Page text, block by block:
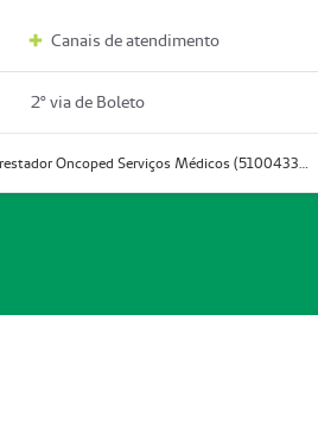
Canais de atendimento
2º via de Boleto
Prestador Oncoped Serviços Médicos (51004335-0)